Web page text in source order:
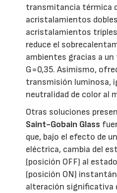
transmitancia térmica
acristalamientos
acristalamientos
reduce el
ambientes gracias a
G=0,35. Asimismo,
transmisión luminosa,
neutralidad de color al
Otras soluciones
Saint-Gobain Glass
que, bajo el efecto de
eléctrica, cambia del
(posición OFF) al
(posición ON)
alteración significativa